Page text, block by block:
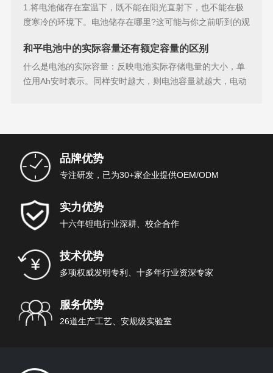
1.将电池储存在室温下，既不能在阳光直射下，也不能在极
度寒冷的环境下。电池储存在哪里?这可能与你之前听到的观
和平电池中的实际容量还有额定容量的区别
什么是电池的实际容量：反映电池实际存储电量的大小，单
位用Ah安时表示。同样安时越大，则电池容量就越大，电动
品牌优势
专注研发，已为30+家企业提供OEM/ODM
实力优势
十六年锂电行业深耕、校企合作
技术优势
多项权威发明专利、十多年行业资深专家
服务优势
26道生产工艺、安规级实验室